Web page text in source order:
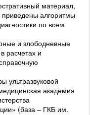
материал,
приведены алгоритмы
по всем
и злободневные
расчетах и
ультразвуковой
академия
(база – ГКБ им.